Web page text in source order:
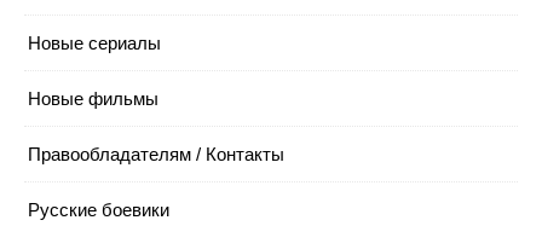
Новые сериалы
Новые фильмы
Правообладателям / Контакты
Русские боевики